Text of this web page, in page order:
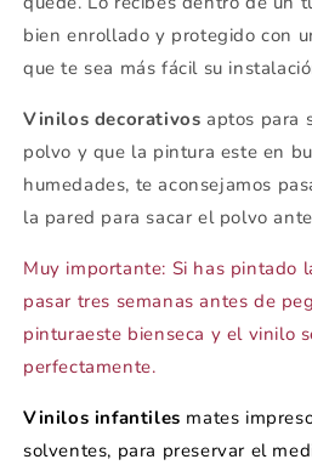
bien enrollado y protegido con
que te sea más fácil su
Vinilos decorativos aptos para
polvo y que la pintura este en
humedades, te aconsejamos
la pared para sacar el polvo
Muy importante: Si has pintado
pasar tres semanas antes de
pinturaeste bienseca y el vinilo
perfectamente.
Vinilos infantiles mates
solventes, para preservar el